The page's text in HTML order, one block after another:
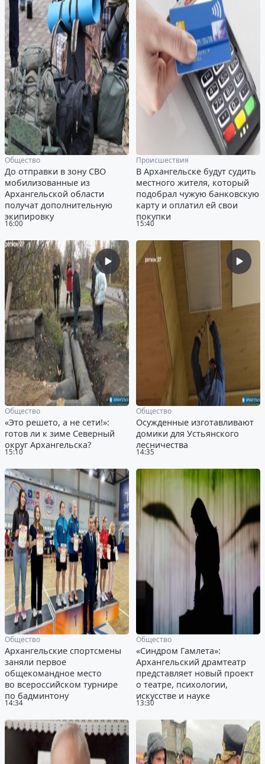
16:00
Общество
До отправки в зону СВО
мобилизованные из
Архангельской области
получат дополнительную
экипировку
15:40
Происшествия
В Архангельске будут судить
местного жителя, который
подобрал чужую банковскую
карту и оплатил ей свои
покупки
15:10
Общество
«Это решето, а не сети!»:
готов ли к зиме Северный
округ Архангельска?
14:35
Общество
Осужденные изготавливают
домики для Устьянского
лесничества
14:34
Общество
Архангельские спортсмены
заняли первое
общекомандное место
во всероссийском турнире
по бадминтону
13:30
Общество
«Синдром Гамлета»:
Архангельский драмтеатр
представляет новый проект
о театре, психологии,
искусстве и науке